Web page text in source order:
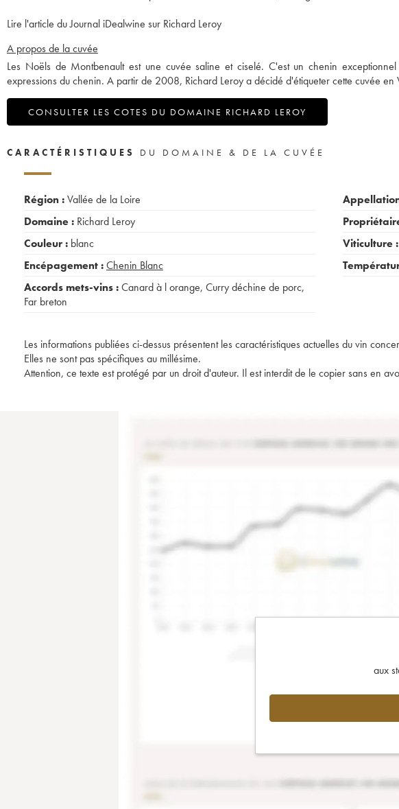
Lire l'article du Journal iDealwine sur Richard Leroy
A propos de la cuvée
Les Noëls de Montbenault est une cuvée saline et ciselé. C'est un chenin
expressions du chenin. A partir de 2008, Richard Leroy a décidé d'étiqueter cette cuvée en
CONSULTER LES COTES DU DOMAINE RICHARD LEROY
CARACTÉRISTIQUES DU DOMAINE & DE LA CUVÉE
Région :Vallée de la Loire
Domaine : Richard Leroy
Couleur : blanc
Encépagement :Chenin Blanc
Accords mets-vins :Canard à l orange, Curry déchine de porc,
Far breton
Viticulture :
Les informations publiées ci-dessus présentent les caractéristiques actuelles du vin
Elles ne sont pas spécifiques au millésime.
Attention, ce texte est protégé par un droit d'auteur. Il est interdit de le copier sans en
aux